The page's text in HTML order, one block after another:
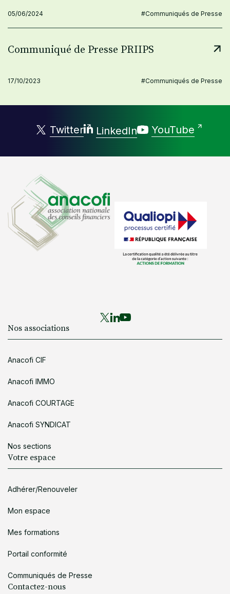
05/06/2024 #Communiqués de Presse
Communiqué de Presse PRIIPS
17/10/2023 #Communiqués de Presse
Twitter LinkedIn YouTube
Nos associations
Anacofi CIF
Anacofi IMMO
Anacofi COURTAGE
Anacofi SYNDICAT
Nos sections
Votre espace
Adhérer/Renouveler
Mon espace
Mes formations
Portail conformité
Communiqués de Presse
Contactez-nous